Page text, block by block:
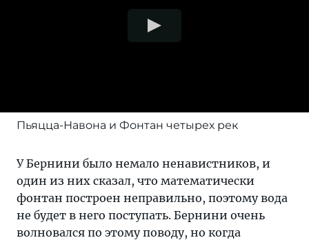
Пьяцца-Навона и Фонтан четырех рек
У Бернини было немало ненавистников, и
один из них сказал, что математически
фонтан построен неправильно, поэтому вода
не будет в него поступать. Бернини очень
волновался по этому поводу, но когда